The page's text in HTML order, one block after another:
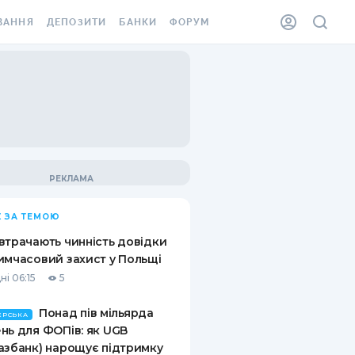
ВІНЬЄТКА
ВІД
ВИПАДКІВ
ДЕПОЗИТИ
ПИТАННЯ ТА ВІДПОВІДІ
ДЕПОЗИТНИЙ КАЛЬКУЛЯТОР
ПУТІВНИКИ ПО
БАНКИ ФОРУМ
ЗА ТЕМОЮ
чинність довідки
захист у Польщі
06:15 5
Понад пів мільярда
для ФОПів: як UGB
нарощує підтримку